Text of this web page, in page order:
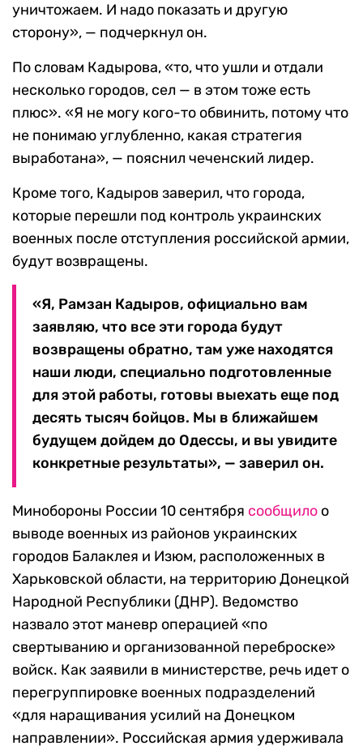
уничтожаем. И надо показать и другую
сторону», — подчеркнул он.
По словам Кадырова, «то, что ушли и отдали
несколько городов, сел — в этом тоже есть
плюс». «Я не могу кого-то обвинить, потому что
не понимаю углубленно, какая стратегия
выработана», — пояснил чеченский лидер.
Кроме того, Кадыров заверил, что города,
которые перешли под контроль украинских
военных после отступления российской армии,
будут возвращены.
«Я, Рамзан Кадыров, официально вам
заявляю, что все эти города будут
возвращены обратно, там уже находятся
наши люди, специально подготовленные
для этой работы, готовы выехать еще под
десять тысяч бойцов. Мы в ближайшем
будущем дойдем до Одессы, и вы увидите
конкретные результаты», — заверил он.
Минобороны России 10 сентября сообщило о
выводе военных из районов украинских
городов Балаклея и Изюм, расположенных в
Харьковской области, на территорию Донецкой
Народной Республики (ДНР). Ведомство
назвало этот маневр операцией «по
свертыванию и организованной переброске»
войск. Как заявили в министерстве, речь идет о
перегруппировке военных подразделений
«для наращивания усилий на Донецком
направлении». Российская армия удерживала